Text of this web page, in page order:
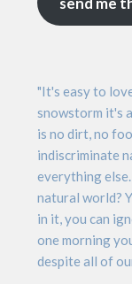
"It's easy to
snowstorm it's
is no dirt, no
indiscriminate
everything
natural world?
in it, you can
one morning
despite all of